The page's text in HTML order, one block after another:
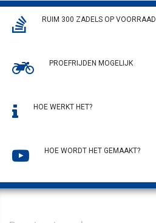
RUIM 300 ZADELS OP VOORRAAD
PROEFRIJDEN MOGELIJK
HOE WERKT HET?
HOE WORDT HET GEMAAKT?